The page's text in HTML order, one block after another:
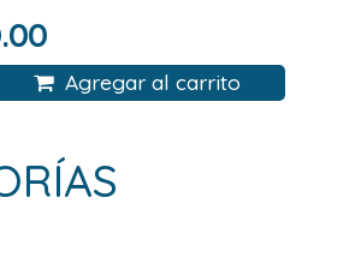
Agregar al carrito